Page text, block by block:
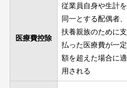
医療費控除
従業員自身や生計を
同一とする配偶者、
扶養親族のために支
払った医療費が一定
額を超えた場合に適
用される